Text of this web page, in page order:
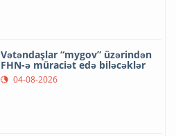
Vətəndaşlar “mygov” üzərindən
FHN-ə müraciət edə biləcəklər
04-08-2026